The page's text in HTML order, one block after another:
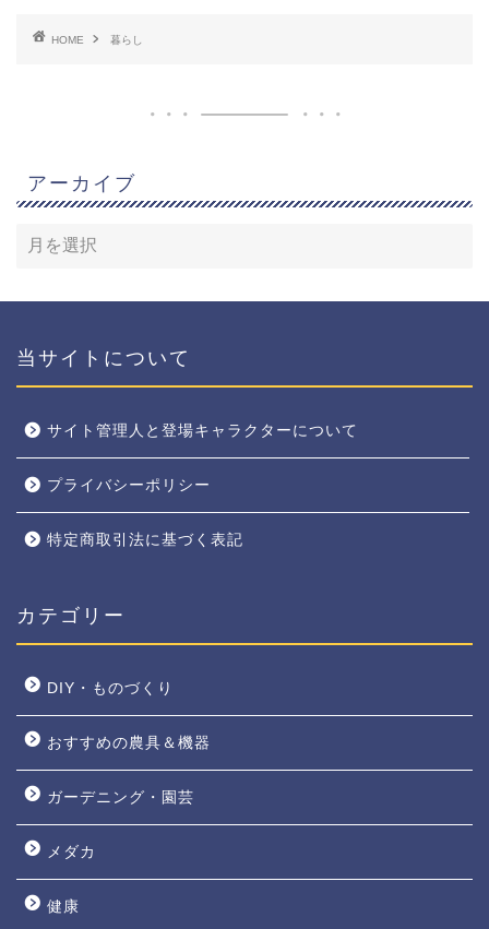
HOME 暮らし
アーカイブ
当サイトについて
サイト管理人と登場キャラクターについて
プライバシーポリシー
特定商取引法に基づく表記
カテゴリー
DIY・ものづくり
おすすめの農具＆機器
ガーデニング・園芸
メダカ
健康